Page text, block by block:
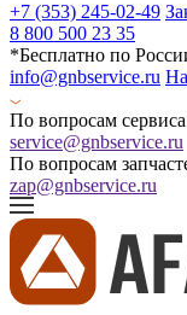
+7 (353) 245-02-49
8 800 500 23 35
*Бесплатно по
info@gnbservice.ru
По вопросам сервиса
service@gnbservice.ru
По вопросам
zap@gnbservice.ru